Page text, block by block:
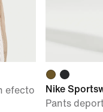
efecto
Nike
Pants